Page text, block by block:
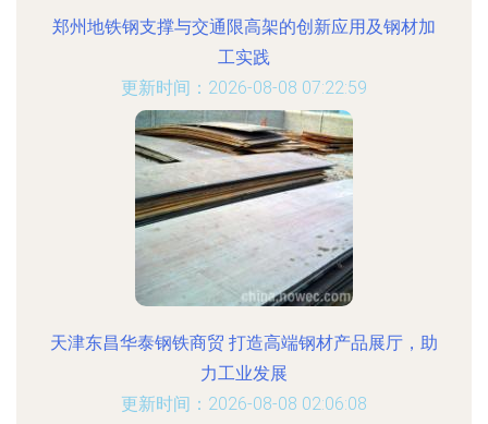
郑州地铁钢支撑与交通限高架的创新应用及钢材加
工实践
更新时间：2026-08-08 07:22:59
天津东昌华泰钢铁商贸 打造高端钢材产品展厅，助
力工业发展
更新时间：2026-08-08 02:06:08